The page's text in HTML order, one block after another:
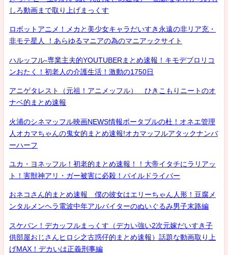
しろ動画まで取り上げまっくす
ロボットアニメ！メカと美少女キャラだいすき永遠の非リア充・
非モテ星人 ！あらゆるマニアの為のマニアックサイト
ハルッフル-専業主夫的YOUTUBERまとめ速報！キモデブロリコ
ンおたく！初老人の介護生活！激動の1750日
アニゲタレスト（元祖！アニメッフル） ひきこもりニートのオ
ナベ的まとめ速報
火浦のシネマッフル映画NEWS情報ポータブルの杜！オネエ管理
人オカマちゃんの鬼女的まとめ速報!オカマッフルアタックナンバ
ーハーフ
ユカ・ヨネッフル！初老的まとめ速報！！大帝イタチにラリアッ
ト！害獣神アリ・ガー被害に必殺！パイルドライバー
おネコさん的まとめ速報 僕の彼女はエリーちゃん人形！豆腐メ
ンタルメンヘラ電波中年アルバイターのぬいぐるみ男子末路編
スケバン！デカッフルまっくす（デカい強い2次元嫁だいすき子
供部屋おじさんヒロシ之古惑仔的まとめ速報）話題な動画取り上
げMAX！デカいは正義刑事編